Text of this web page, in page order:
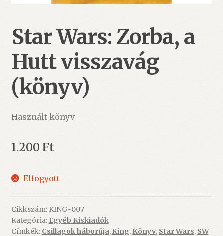
Star Wars: Zorba, a
Hutt visszavág
(könyv)
Használt könyv
1.200 Ft
Elfogyott
Cikkszám: KING-007
Kategória: Egyéb Kiskiadók
Címkék: Csillagok háborúja, King, Könyv, Star Wars, SW